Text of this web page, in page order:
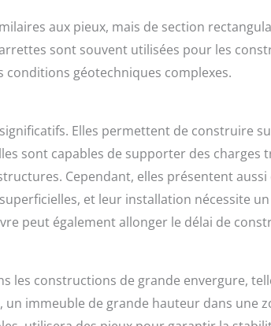
aux pieux, mais de section
sont souvent utilisées pour les
géotechniques complexes.
Elles permettent de construire
sont capables de supporter des charges
Cependant, elles présentent
et leur installation nécessite
peut également allonger le délai de
constructions de grande envergure,
immeuble de grande hauteur dans une